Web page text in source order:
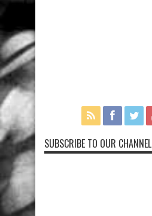
SUBSCRIBE TO OUR CHANNEL